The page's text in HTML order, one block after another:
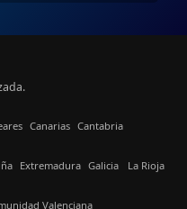
Canarias Cantabria
Extremadura Galicia La Rioja
Valenciana